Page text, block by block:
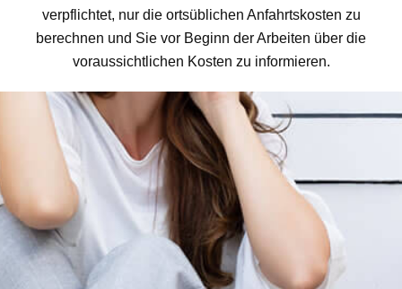
verpflichtet, nur die ortsüblichen Anfahrtskosten zu
berechnen und Sie vor Beginn der Arbeiten über die
voraussichtlichen Kosten zu informieren.